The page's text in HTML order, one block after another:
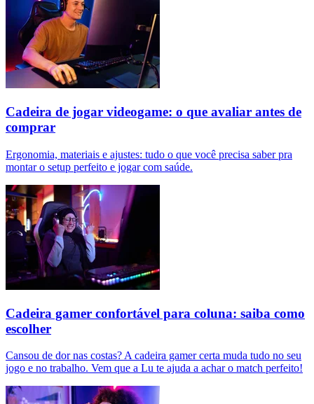
Cadeira de jogar videogame: o que avaliar antes de
comprar
Ergonomia, materiais e ajustes: tudo o que você precisa saber pra
montar o setup perfeito e jogar com saúde.
Cadeira gamer confortável para coluna: saiba como
escolher
Cansou de dor nas costas? A cadeira gamer certa muda tudo no seu
jogo e no trabalho. Vem que a Lu te ajuda a achar o match perfeito!